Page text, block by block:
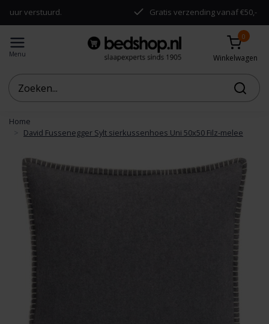
Gratis verzending vanaf €50,-
Menu
0
Winkelwagen
Home
David Fussenegger Sylt sierkussenhoes Uni 50x50 Filz-melee